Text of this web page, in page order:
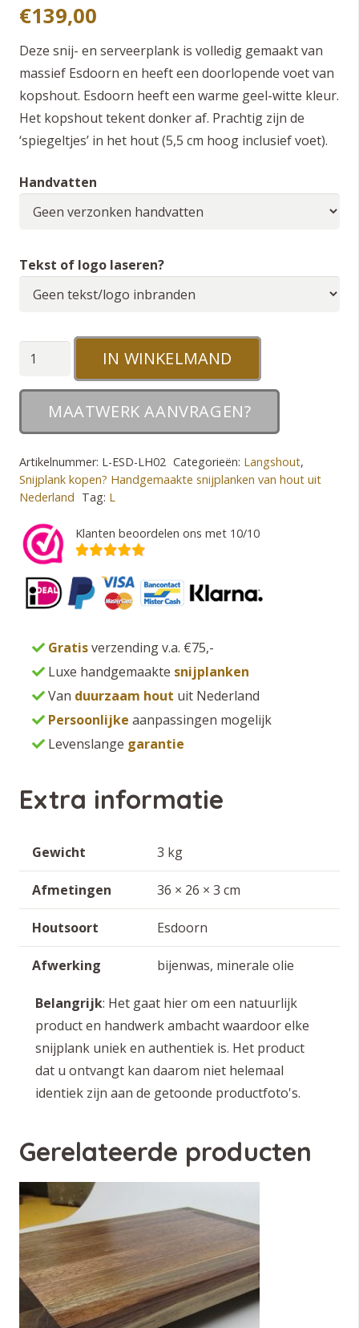
€139,00
Deze snij- en serveerplank is volledig gemaakt van
massief Esdoorn en heeft een doorlopende voet van
kopshout. Esdoorn heeft een warme geel-witte kleur.
Het kopshout tekent donker af. Prachtig zijn de
‘spiegeltjes’ in het hout (5,5 cm hoog inclusief voet).
Handvatten
Tekst of logo laseren?
en
snijplank
op
poten
IN WINKELMAND
MAATWERK AANVRAGEN?
Artikelnummer: L-ESD-LH02 Categorieën: Langshout,
Snijplank kopen? Handgemaakte snijplanken van hout uit
Nederland Tag: L
Klanten beoordelen ons met 10/10
Gratisverzending v.a. €75,-
Luxe handgemaakte snijplanken
Van duurzaam hout uit Nederland
Persoonlijke aanpassingen mogelijk
Levenslange garantie
Extra informatie
Gewicht 3 kg
Afmetingen 36 × 26 × 3 cm
Houtsoort Esdoorn
Afwerking bijenwas, minerale olie
Belangrijk: Het gaat hier om een natuurlijk
product en handwerk ambacht waardoor elke
snijplank uniek en authentiek is. Het product
dat u ontvangt kan daarom niet helemaal
identiek zijn aan de getoonde productfoto's.
Gerelateerde producten